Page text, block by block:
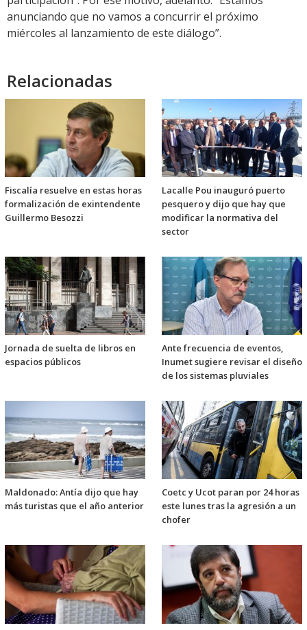
anunciando que no vamos a concurrir el próximo
miércoles al lanzamiento de este diálogo”.
Relacionadas
Fiscalía resuelve en estas horas
formalización de exintendente
Guillermo Besozzi
Lacalle Pou inauguró puerto
pesquero y dijo que hay que
modificar la normativa del
sector
Jornada de suelta de libros en
espacios públicos
Ante frecuencia de eventos,
Inumet sugiere revisar el diseño
de los sistemas pluviales
Maldonado: Antía dijo que hay
más turistas que el año anterior
Coetc y Ucot paran por 24 horas
este lunes tras la agresión a un
chofer